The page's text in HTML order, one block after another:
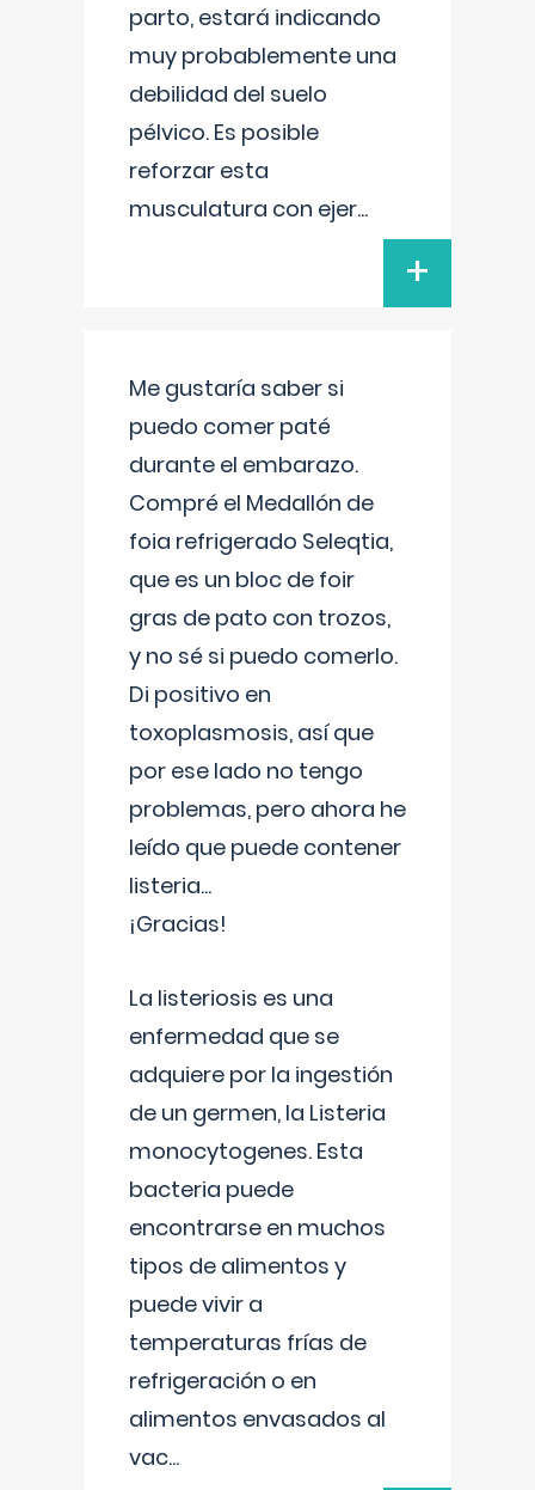
parto, estará indicando
muy probablemente una
debilidad del suelo
pélvico. Es posible
reforzar esta
musculatura con ejer...
+
Me gustaría saber si
puedo comer paté
durante el embarazo.
Compré el Medallón de
foia refrigerado Seleqtia,
que es un bloc de foir
gras de pato con trozos,
y no sé si puedo comerlo.
Di positivo en
toxoplasmosis, así que
por ese lado no tengo
problemas, pero ahora he
leído que puede contener
listeria...
¡Gracias!
La listeriosis es una
enfermedad que se
adquiere por la ingestión
de un germen, la Listeria
monocytogenes. Esta
bacteria puede
encontrarse en muchos
tipos de alimentos y
puede vivir a
temperaturas frías de
refrigeración o en
alimentos envasados al
vac...